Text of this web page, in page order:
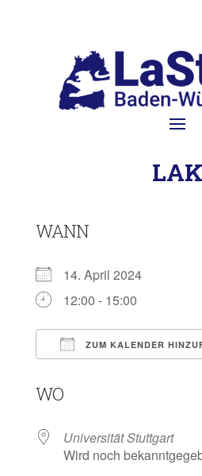
LAK
WANN
14. April 2024
12:00 - 15:00
ZUM KALENDER
WO
Universität Stuttgart
Wird noch